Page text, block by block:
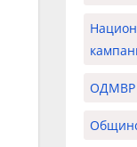
ОДМВР